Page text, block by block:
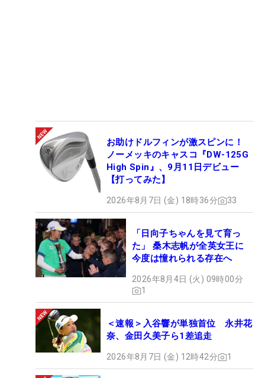
お助けドルフィンが激スピンに！
ノーメッキのキャスコ『DW-125G
High Spin』、9月11日デビュー
【打ってみた】
2026年8月7日 (金) 18時36分 33
「日向子ちゃんを見て育っ
た」 桑木志帆が全英女王に
今度は憧れられる存在へ
2026年8月4日 (火) 09時00分
1
＜速報＞入谷響が単独首位 永井花
奈、金田久美子ら1差追走
2026年8月7日 (金) 12時42分 1